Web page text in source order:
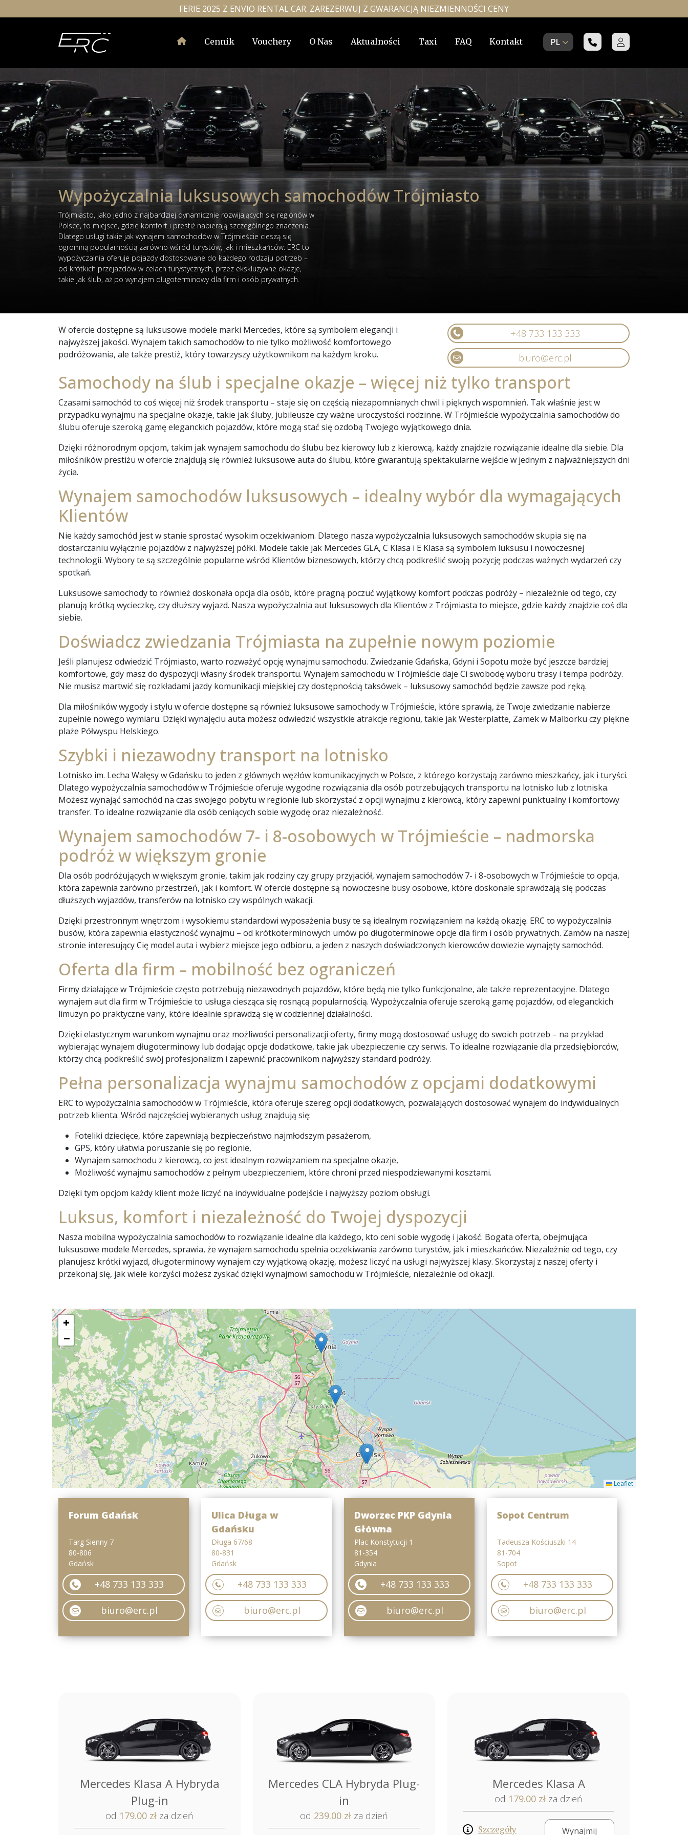
FERIE 2025 Z ENVIO RENTAL CAR. ZAREZERWUJ Z GWARANCJĄ NIEZMIENNOŚCI CENY
Cennik Vouchery O Nas Aktualności Taxi FAQ Kontakt PL
Wypożyczalnia luksusowych samochodów Trójmiasto
Trójmiasto, jako jedno z najbardziej dynamicznie rozwijających się regionów w
Polsce, to miejsce, gdzie komfort i prestiż nabierają szczególnego znaczenia.
Dlatego usługi takie jak wynajem samochodów w Trójmieście cieszą się
ogromną popularnością zarówno wśród turystów, jak i mieszkańców. ERC to
wypożyczalnia oferuje pojazdy dostosowane do każdego rodzaju potrzeb –
od krótkich przejazdów w celach turystycznych, przez ekskluzywne okazje,
takie jak ślub, aż po wynajem długoterminowy dla firm i osób prywatnych.
W ofercie dostępne są luksusowe modele marki Mercedes, które są symbolem elegancji i
najwyższej jakości. Wynajem takich samochodów to nie tylko możliwość komfortowego
podróżowania, ale także prestiż, który towarzyszy użytkownikom na każdym kroku.
+48 733 133 333
biuro@erc.pl
Samochody na ślub i specjalne okazje – więcej niż tylko transport
Czasami samochód to coś więcej niż środek transportu – staje się on częścią niezapomnianych chwil i pięknych wspomnień. Tak właśnie jest w
przypadku wynajmu na specjalne okazje, takie jak śluby, jubileusze czy ważne uroczystości rodzinne. W Trójmieście wypożyczalnia samochodów do
ślubu oferuje szeroką gamę eleganckich pojazdów, które mogą stać się ozdobą Twojego wyjątkowego dnia.
Dzięki różnorodnym opcjom, takim jak wynajem samochodu do ślubu bez kierowcy lub z kierowcą, każdy znajdzie rozwiązanie idealne dla siebie. Dla
miłośników prestiżu w ofercie znajdują się również luksusowe auta do ślubu, które gwarantują spektakularne wejście w jednym z najważniejszych dni
życia.
Wynajem samochodów luksusowych – idealny wybór dla wymagających
Klientów
Nie każdy samochód jest w stanie sprostać wysokim oczekiwaniom. Dlatego nasza wypożyczalnia luksusowych samochodów skupia się na
dostarczaniu wyłącznie pojazdów z najwyższej półki. Modele takie jak Mercedes GLA, C Klasa i E Klasa są symbolem luksusu i nowoczesnej
technologii. Wybory te są szczególnie popularne wśród Klientów biznesowych, którzy chcą podkreślić swoją pozycję podczas ważnych wydarzeń czy
spotkań.
Luksusowe samochody to również doskonała opcja dla osób, które pragną poczuć wyjątkowy komfort podczas podróży – niezależnie od tego, czy
planują krótką wycieczkę, czy dłuższy wyjazd. Nasza wypożyczalnia aut luksusowych dla Klientów z Trójmiasta to miejsce, gdzie każdy znajdzie coś dla
siebie.
Doświadcz zwiedzania Trójmiasta na zupełnie nowym poziomie
Jeśli planujesz odwiedzić Trójmiasto, warto rozważyć opcję wynajmu samochodu. Zwiedzanie Gdańska, Gdyni i Sopotu może być jeszcze bardziej
komfortowe, gdy masz do dyspozycji własny środek transportu. Wynajem samochodu w Trójmieście daje Ci swobodę wyboru trasy i tempa podróży.
Nie musisz martwić się rozkładami jazdy komunikacji miejskiej czy dostępnością taksówek – luksusowy samochód będzie zawsze pod ręką.
Dla miłośników wygody i stylu w ofercie dostępne są również luksusowe samochody w Trójmieście, które sprawią, że Twoje zwiedzanie nabierze
zupełnie nowego wymiaru. Dzięki wynajęciu auta możesz odwiedzić wszystkie atrakcje regionu, takie jak Westerplatte, Zamek w Malborku czy piękne
plaże Półwyspu Helskiego.
Szybki i niezawodny transport na lotnisko
Lotnisko im. Lecha Wałęsy w Gdańsku to jeden z głównych węzłów komunikacyjnych w Polsce, z którego korzystają zarówno mieszkańcy, jak i turyści.
Dlatego wypożyczalnia samochodów w Trójmieście oferuje wygodne rozwiązania dla osób potrzebujących transportu na lotnisko lub z lotniska.
Możesz wynająć samochód na czas swojego pobytu w regionie lub skorzystać z opcji wynajmu z kierowcą, który zapewni punktualny i komfortowy
transfer. To idealne rozwiązanie dla osób ceniących sobie wygodę oraz niezależność.
Wynajem samochodów 7- i 8-osobowych w Trójmieście – nadmorska
podróż w większym gronie
Dla osób podróżujących w większym gronie, takim jak rodziny czy grupy przyjaciół, wynajem samochodów 7- i 8-osobowych w Trójmieście to opcja,
która zapewnia zarówno przestrzeń, jak i komfort. W ofercie dostępne są nowoczesne busy osobowe, które doskonale sprawdzają się podczas
dłuższych wyjazdów, transferów na lotnisko czy wspólnych wakacji.
Dzięki przestronnym wnętrzom i wysokiemu standardowi wyposażenia busy te są idealnym rozwiązaniem na każdą okazję. ERC to wypożyczalnia
busów, która zapewnia elastyczność wynajmu – od krótkoterminowych umów po długoterminowe opcje dla firm i osób prywatnych. Zamów na naszej
stronie interesujący Cię model auta i wybierz miejsce jego odbioru, a jeden z naszych doświadczonych kierowców dowiezie wynajęty samochód.
Oferta dla firm – mobilność bez ograniczeń
Firmy działające w Trójmieście często potrzebują niezawodnych pojazdów, które będą nie tylko funkcjonalne, ale także reprezentacyjne. Dlatego
wynajem aut dla firm w Trójmieście to usługa ciesząca się rosnącą popularnością. Wypożyczalnia oferuje szeroką gamę pojazdów, od eleganckich
limuzyn po praktyczne vany, które idealnie sprawdzą się w codziennej działalności.
Dzięki elastycznym warunkom wynajmu oraz możliwości personalizacji oferty, firmy mogą dostosować usługę do swoich potrzeb – na przykład
wybierając wynajem długoterminowy lub dodając opcje dodatkowe, takie jak ubezpieczenie czy serwis. To idealne rozwiązanie dla przedsiębiorców,
którzy chcą podkreślić swój profesjonalizm i zapewnić pracownikom najwyższy standard podróży.
Pełna personalizacja wynajmu samochodów z opcjami dodatkowymi
ERC to wypożyczalnia samochodów w Trójmieście, która oferuje szereg opcji dodatkowych, pozwalających dostosować wynajem do indywidualnych
potrzeb klienta. Wśród najczęściej wybieranych usług znajdują się:
Foteliki dziecięce, które zapewniają bezpieczeństwo najmłodszym pasażerom,
GPS, który ułatwia poruszanie się po regionie,
Wynajem samochodu z kierowcą, co jest idealnym rozwiązaniem na specjalne okazje,
Możliwość wynajmu samochodów z pełnym ubezpieczeniem, które chroni przed niespodziewanymi kosztami.
Dzięki tym opcjom każdy klient może liczyć na indywidualne podejście i najwyższy poziom obsługi.
Luksus, komfort i niezależność do Twojej dyspozycji
Nasza mobilna wypożyczalnia samochodów to rozwiązanie idealne dla każdego, kto ceni sobie wygodę i jakość. Bogata oferta, obejmująca
luksusowe modele Mercedes, sprawia, że wynajem samochodu spełnia oczekiwania zarówno turystów, jak i mieszkańców. Niezależnie od tego, czy
planujesz krótki wyjazd, długoterminowy wynajem czy wyjątkową okazję, możesz liczyć na usługi najwyższej klasy. Skorzystaj z naszej oferty i
przekonaj się, jak wiele korzyści możesz zyskać dzięki wynajmowi samochodu w Trójmieście, niezależnie od okazji.
+
−
Leaflet
Forum Gdańsk
Targ Sienny 7
80-806
Gdańsk
+48 733 133 333
biuro@erc.pl
Ulica Długa w
Gdańsku
Długa 67/68
80-831
Gdańsk
+48 733 133 333
biuro@erc.pl
Dworzec PKP Gdynia
Główna
Plac Konstytucji 1
81-354
Gdynia
+48 733 133 333
biuro@erc.pl
Sopot Centrum
Tadeusza Kościuszki 14
81-704
Sopot
+48 733 133 333
biuro@erc.pl
Mercedes Klasa A Hybryda
Plug-in
od 179.00 zł za dzień
Mercedes CLA Hybryda Plug-
in
od 239.00 zł za dzień
Mercedes Klasa A
od 179.00 zł za dzień
Szczegóły Wynajmij